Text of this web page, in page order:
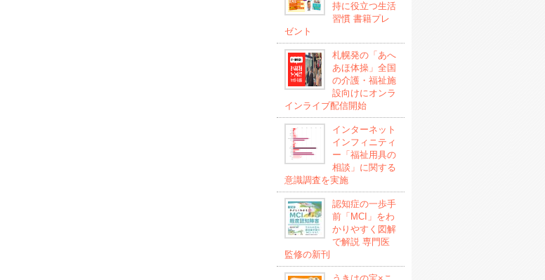
持に役立つ生活
習慣 書籍プレ
ゼント
札幌発の「あへ
あほ体操」全国
の介護・福祉施
設向けにオンラ
インライブ配信開始
インターネット
インフィニティ
ー「福祉用具の
相談」に関する
意識調査を実施
認知症の一歩手
前「MCI」をわ
かりやすく図解
で解説 専門医
監修の新刊